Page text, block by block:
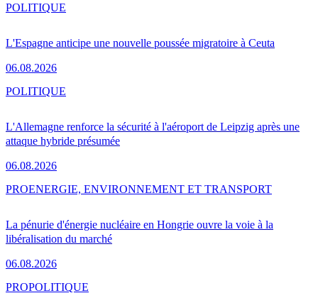
L'Espagne anticipe une nouvelle poussée migratoire à Ceuta
06.08.2026
POLITIQUE
L'Allemagne renforce la sécurité à l'aéroport de Leipzig après une
attaque hybride présumée
06.08.2026
POLITIQUE
La pénurie d'énergie nucléaire en Hongrie ouvre la voie à la
libéralisation du marché
06.08.2026
PROENERGIE, ENVIRONNEMENT ET TRANSPORT
PROPOLITIQUE